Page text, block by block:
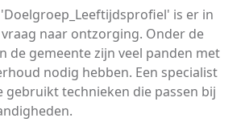
is er in
naar ontzorging. Onder de
de gemeente zijn veel panden met
nodig hebben. Een specialist
gebruikt technieken die passen bij